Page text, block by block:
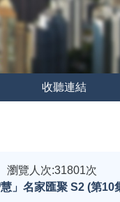
收聽連結
瀏覽人次:31801次
慧」名家匯聚 S2 (第10